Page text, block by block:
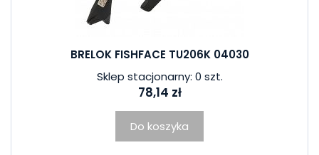
BRELOK FISHFACE TU206K 04030
Sklep stacjonarny: 0 szt.
78,14 zł
Do koszyka